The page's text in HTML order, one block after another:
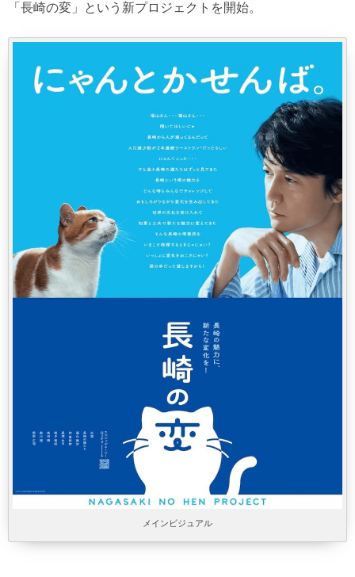
「長崎の変」という新プロジェクトを開始。
メインビジュアル